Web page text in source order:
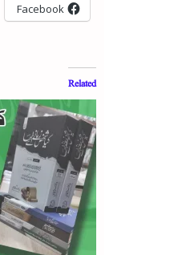
Facebook
Related